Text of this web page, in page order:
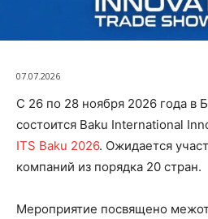
07.07.2026
С 26 по 28 ноября 2026 года в
состоится Baku International
ITS Baku 2026. Ожидается
компаний из порядка 20 стран.
Мероприятие посвящено